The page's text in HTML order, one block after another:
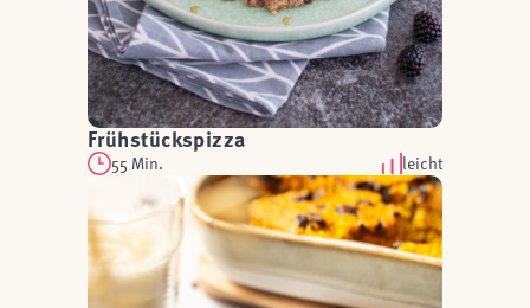
Frühstückspizza
55 Min. leicht